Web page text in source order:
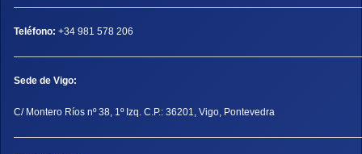
Teléfono: +34 981 578 206
Sede de Vigo:
C/ Montero Ríos nº 38, 1º Izq. C.P.: 36201, Vigo, Pontevedra